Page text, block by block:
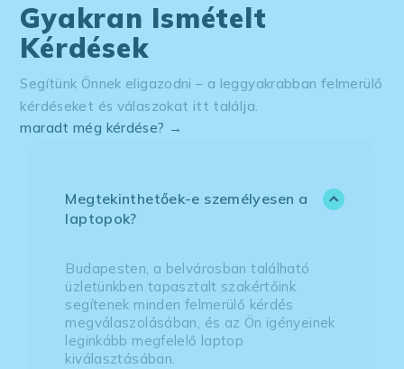
Gyakran Ismételt
Kérdések
Segítünk Önnek eligazodni – a leggyakrabban felmerülő
kérdéseket és válaszokat itt találja.
maradt még kérdése? →
Megtekinthetőek-e személyesen a
laptopok?
Budapesten, a belvárosban található
üzletünkben tapasztalt szakértőink
segítenek minden felmerülő kérdés
megválaszolásában, és az Ön igényeinek
leginkább megfelelő laptop
kiválasztásában.